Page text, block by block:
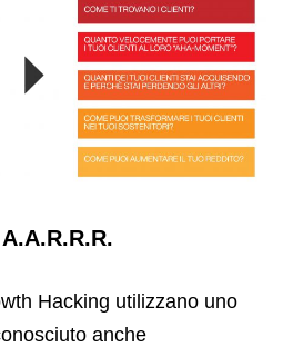
Hacking utilizzano uno
anche